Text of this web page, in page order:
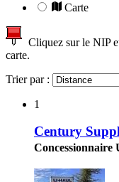
Carte
Cliquez sur le NIP
carte.
Trier par :
1
Century
Concessionnaire